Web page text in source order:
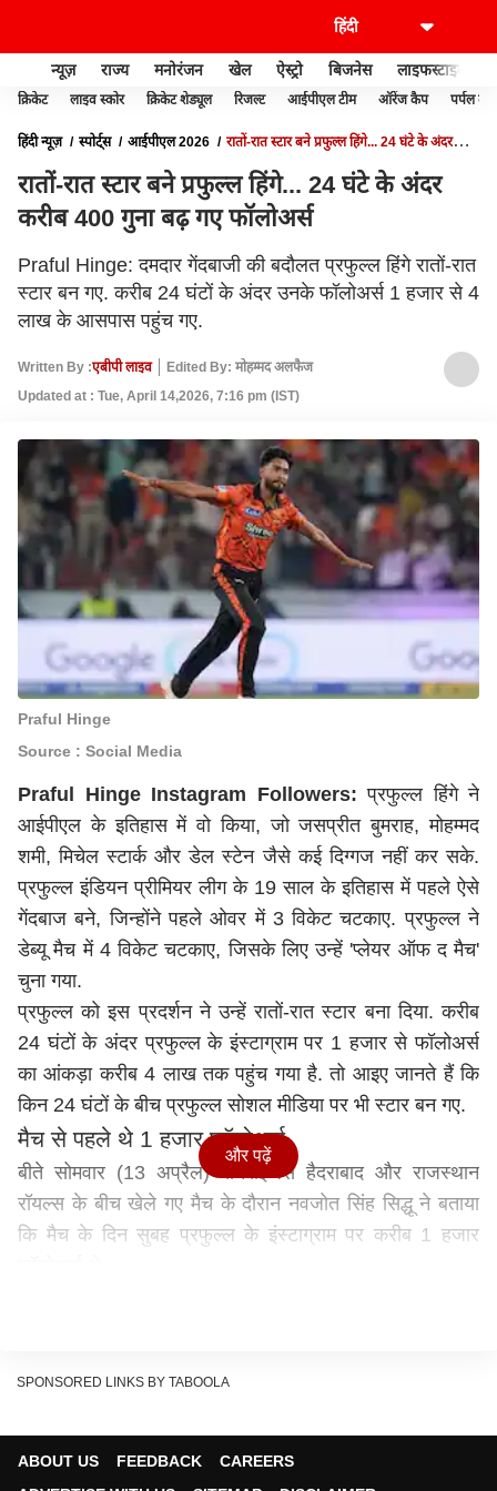
न्यूज़ राज्य मनोरंजन खेल ऐस्ट्रो बिजनेस लाइफस्टाइल
क्रिकेट लाइव स्कोर क्रिकेट शेड्यूल रिजल्ट आईपीएल टीम ऑरेंज कैप पर्पल कैप
हिंदी न्यूज़ स्पोर्ट्स आईपीएल 2026
रातों-रात स्टार बने प्रफुल्ल हिंगे... 24 घंटे के अंदर
रातों-रात स्टार बने प्रफुल्ल हिंगे... 24 घंटे के अंदर
करीब 400 गुना बढ़ गए फॉलोअर्स
Praful Hinge: दमदार गेंदबाजी की बदौलत प्रफुल्ल हिंगे रातों-रात
स्टार बन गए. करीब 24 घंटों के अंदर उनके फॉलोअर्स 1 हजार से 4
लाख के आसपास पहुंच गए.
Written By :एबीपी लाइव
Edited By: मोहम्मद अलफैज
Updated at : Tue, April 14,2026, 7:16 pm (IST)
Praful Hinge
Source : Social Media
Praful Hinge Instagram Followers: प्रफुल्ल हिंगे ने
आईपीएल के इतिहास में वो किया, जो जसप्रीत बुमराह, मोहम्मद
शमी, मिचेल स्टार्क और डेल स्टेन जैसे कई दिग्गज नहीं कर सके.
प्रफुल्ल इंडियन प्रीमियर लीग के 19 साल के इतिहास में पहले ऐसे
गेंदबाज बने, जिन्होंने पहले ओवर में 3 विकेट चटकाए. प्रफुल्ल ने
डेब्यू मैच में 4 विकेट चटकाए, जिसके लिए उन्हें 'प्लेयर ऑफ द मैच'
चुना गया.
प्रफुल्ल को इस प्रदर्शन ने उन्हें रातों-रात स्टार बना दिया. करीब
24 घंटों के अंदर प्रफुल्ल के इंस्टाग्राम पर 1 हजार से फॉलोअर्स
का आंकड़ा करीब 4 लाख तक पहुंच गया है. तो आइए जानते हैं कि
किन 24 घंटों के बीच प्रफुल्ल सोशल मीडिया पर भी स्टार बन गए.
मैच से पहले थे 1 हजार फॉलोअर्स
बीते सोमवार (13 अप्रैल) सनराइजर्स हैदराबाद और राजस्थान
रॉयल्स के बीच खेले गए मैच के दौरान नवजोत सिंह सिद्धू ने बताया
कि मैच के दिन सुबह प्रफुल्ल के इंस्टाग्राम पर करीब 1 हजार
हैदराबाद ने जीता मैच
और पढ़ें
SPONSORED LINKS BY TABOOLA
ABOUT US FEEDBACK
CAREERS